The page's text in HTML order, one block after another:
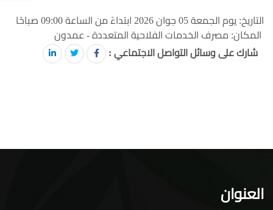
التاريخ: يوم الجمعة 05 جوان 2026 ابتداءً من الساعة 09:00 صباحًا
المكان: مصرف الخدمات الفلاحية المتعددة - عمدون
شارك على وسائل التواصل الاجتماعي :
العنوان